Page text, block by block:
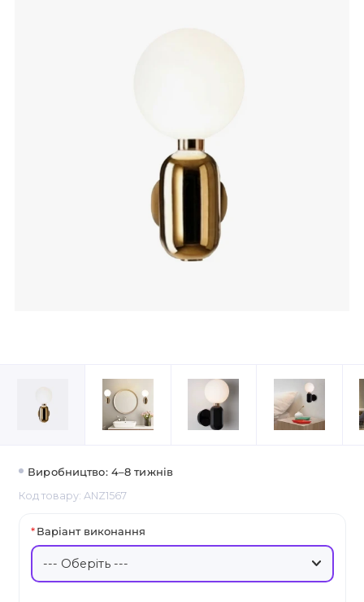
Виробництво: 4–8 тижнів
Код товару: ANZ1567
Варіант виконання